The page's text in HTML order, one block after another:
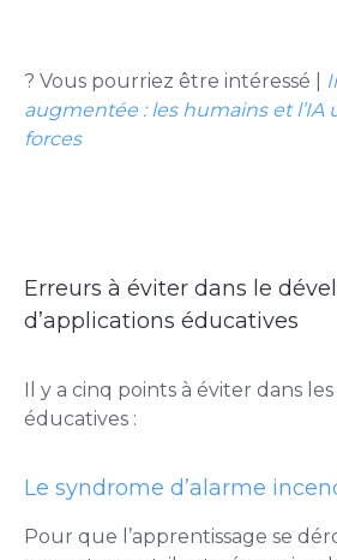
? Vous pourriez être intéressé |
augmentée : les humains et l’IA
forces
Erreurs à éviter dans le
d’applications éducatives
Il y a cinq points à éviter dans
éducatives :
Le syndrome d’alarme
Pour que l’apprentissage se